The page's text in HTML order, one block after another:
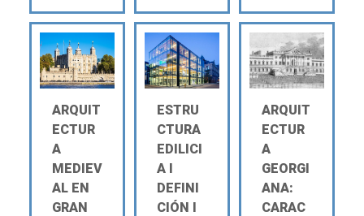
ARQUIT
ECTUR
A
MEDIEV
AL EN
GRAN
ESTRU
CTURA
EDILICI
A Ι
DEFINI
CIÓN Ι
ARQUIT
ECTUR
A
GEORGI
ANA:
CARAC